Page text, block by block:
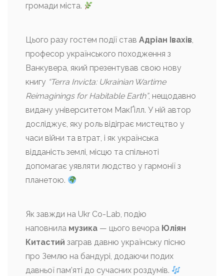
громади міста.
Цього разу гостем події став Адріан Івахів,
професор українського походження з
Ванкувера, який презентував свою нову
книгу “Terra Invicta: Ukrainian Wartime
Reimaginings for Habitable Earth”, нещодавно
видану університетом МакҐілл. У ній автор
досліджує, яку роль відіграє мистецтво у
часи війни та втрат, і як українська
відданість землі, місцю та спільноті
допомагає уявляти людство у гармонії з
планетою.
Як завжди на Ukr Co-Lab, подію
наповнила музика — цього вечора Юліян
Китастий заграв давню українську пісню
про Землю на бандурі, додаючи подих
давньої пам’яті до сучасних роздумів.